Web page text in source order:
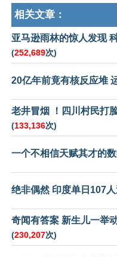
相关文章：
亚马逊雨林的惊人发现
(252,689次)
20亿年前竟有核反应堆
老井冒烟 ！四川村民打
(133,136次)
一个不相信天赋其才的
绝非偶然 印度单日107
奇闻有答案 新生儿一举
(230,207次)